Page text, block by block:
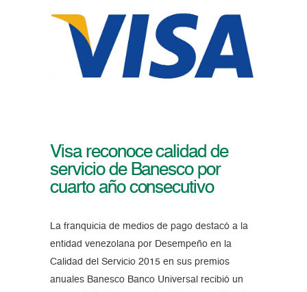
Visa reconoce calidad de
servicio de Banesco por
cuarto año consecutivo
La franquicia de medios de pago destacó a la
entidad venezolana por Desempeño en la
Calidad del Servicio 2015 en sus premios
anuales Banesco Banco Universal recibió un